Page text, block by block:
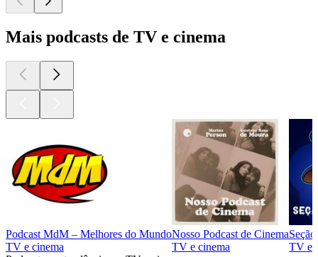
Mais podcasts de TV e cinema
Podcast MdM – Melhores do Mundo
TV e cinema
Nosso Podcast de Cinema
TV e cinema
TV e